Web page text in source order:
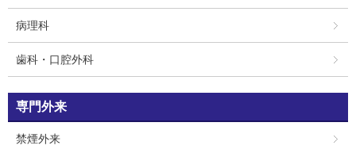
病理科
歯科・口腔外科
専門外来
禁煙外来